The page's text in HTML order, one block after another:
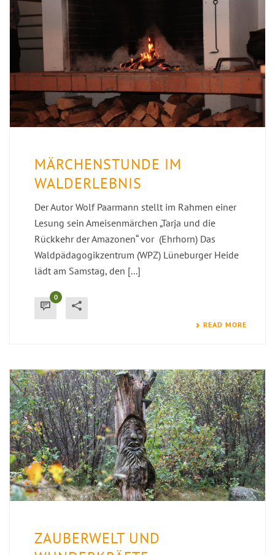
MÄRCHENSTUNDE IM
WALDERLEBNIS
Der Autor Wolf Paarmann stellt im Rahmen einer
Lesung sein Ameisenmärchen „Tarja und die
Rückkehr der Amazonen“ vor (Ehrhorn) Das
Waldpädagogikzentrum (WPZ) Lüneburger Heide
lädt am Samstag, den [...]
0
READ MORE
ZAUBERWELT UND